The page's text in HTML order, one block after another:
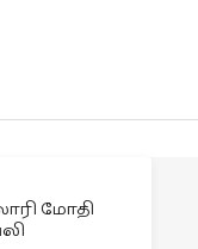
மோதி